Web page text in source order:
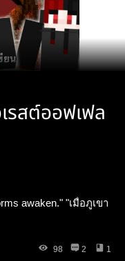
รสต์ออฟเฟล
awaken." "เมื่อภูเขา
98 2 1